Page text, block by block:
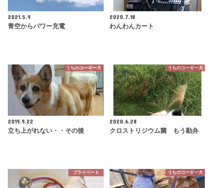
2021.5.9
青空からパワー充電
2020.7.18
わんわんカート
うちのコーギー犬
2019.9.22
立ち上がれない・・その後
うちのコーギー犬
2020.6.28
クロストリジウム菌 もう勘弁
プライベート うちのコーギー犬